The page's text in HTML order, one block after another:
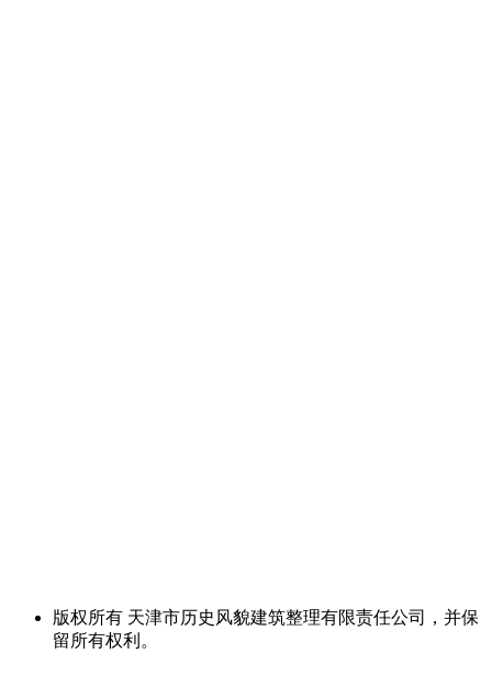
版权所有 天津市历史风貌建筑整理有限责任公司，并保
留所有权利。